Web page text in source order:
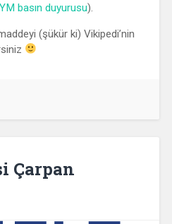
basın duyurusu).
(şükür ki) Vikipedi’nin
Çarpan